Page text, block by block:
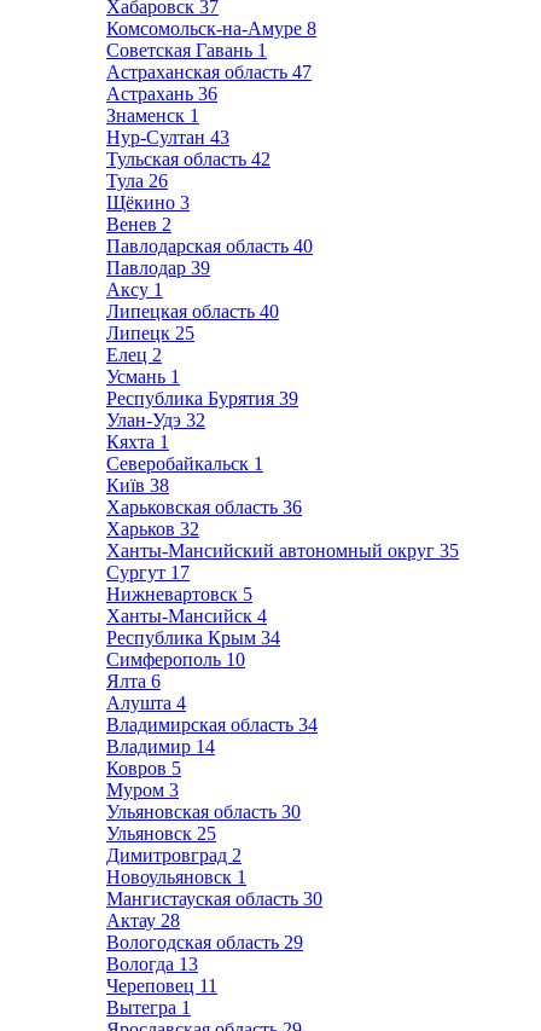
Хабаровск 37
Комсомольск-на-Амуре 8
Советская Гавань 1
Астраханская область 47
Астрахань 36
Знаменск 1
Нур-Султан 43
Тульская область 42
Тула 26
Щёкино 3
Венев 2
Павлодарская область 40
Павлодар 39
Аксу 1
Липецкая область 40
Липецк 25
Елец 2
Усмань 1
Республика Бурятия 39
Улан-Удэ 32
Кяхта 1
Северобайкальск 1
Київ 38
Харьковская область 36
Харьков 32
Ханты-Мансийский автономный округ 35
Сургут 17
Нижневартовск 5
Ханты-Мансийск 4
Республика Крым 34
Симферополь 10
Ялта 6
Алушта 4
Владимирская область 34
Владимир 14
Ковров 5
Муром 3
Ульяновская область 30
Ульяновск 25
Димитровград 2
Новоульяновск 1
Мангистауская область 30
Актау 28
Вологодская область 29
Вологда 13
Череповец 11
Вытегра 1